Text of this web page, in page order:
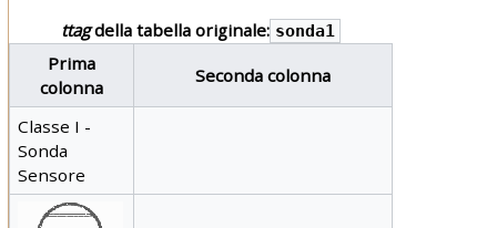
ttagdella tabella originale: sonda1
Prima
colonna
Seconda colonna
Classe I -
Sonda
Sensore